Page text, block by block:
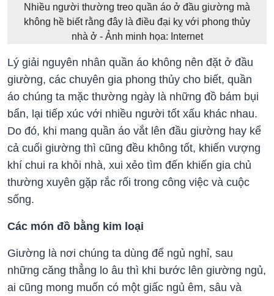
Nhiều người thường treo quần áo ở đầu giường mà
không hề biết rằng đây là điều đại kỵ với phong thủy
nhà ở - Ảnh minh họa: Internet
Lý giải nguyên nhân quần áo không nên đặt ở đầu
giường, các chuyên gia phong thủy cho biết, quần
áo chúng ta mặc thường ngày là những đồ bám bụi
bẩn, lại tiếp xúc với nhiều người tốt xấu khác nhau.
Do đó, khi mang quần áo vắt lên đầu giường hay kể
cả cuối giường thì cũng đều không tốt, khiến vượng
khí chui ra khỏi nhà, xui xẻo tìm đến khiến gia chủ
thường xuyên gặp rắc rối trong công việc và cuộc
sống.
Các món đồ bằng kim loại
Giường là nơi chúng ta dùng để ngủ nghỉ, sau
những căng thẳng lo âu thì khi bước lên giường ngủ,
ai cũng mong muốn có một giấc ngủ êm, sâu và